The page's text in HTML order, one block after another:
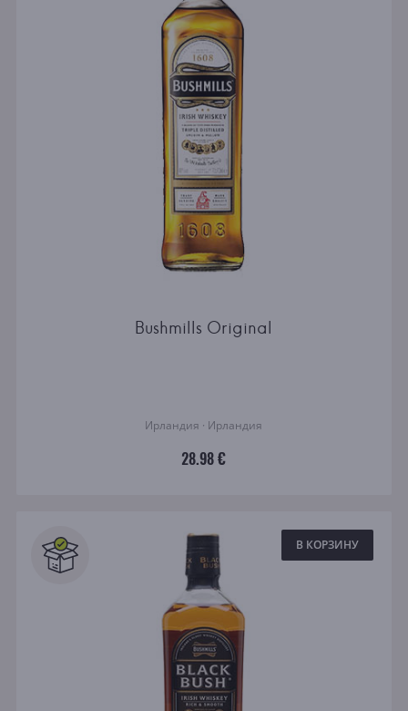
Bushmills Original
Ирландия · Ирландия
28.98 €
В КОРЗИНУ